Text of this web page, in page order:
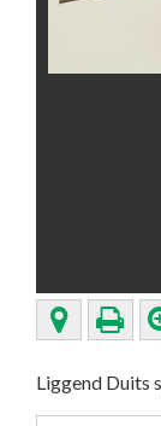
Liggend Duits